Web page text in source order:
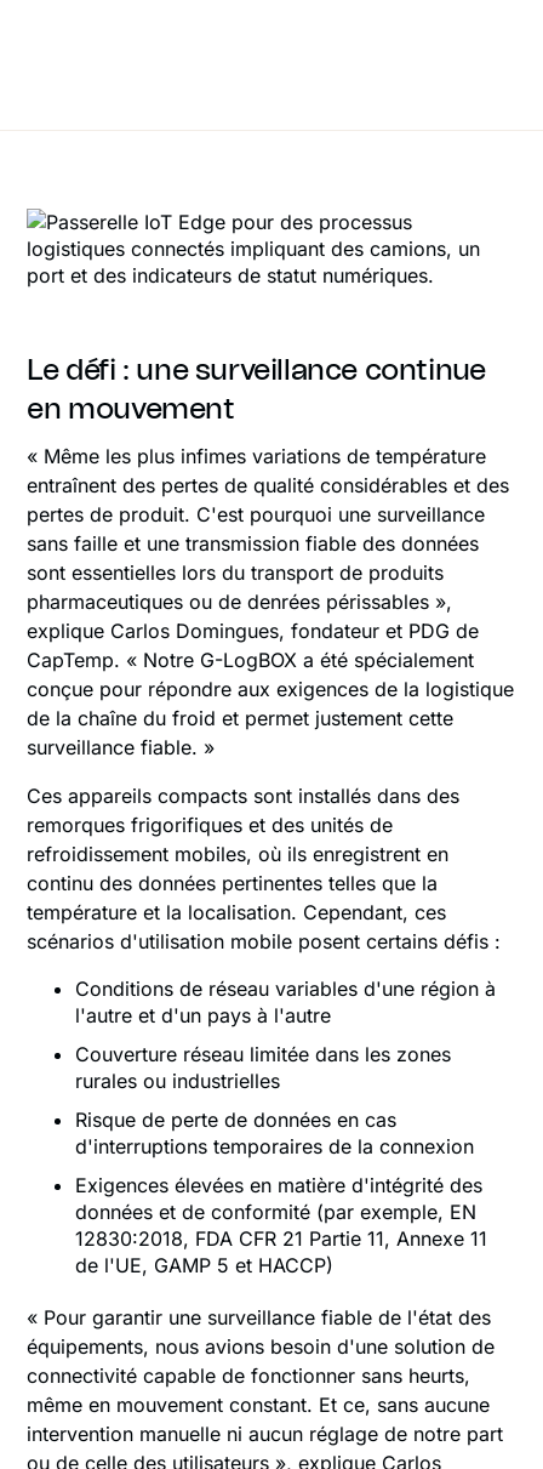
Le défi : une surveillance continue
en mouvement
« Même les plus infimes variations de température
entraînent des pertes de qualité considérables et des
pertes de produit. C'est pourquoi une surveillance
sans faille et une transmission fiable des données
sont essentielles lors du transport de produits
pharmaceutiques ou de denrées périssables »,
explique Carlos Domingues, fondateur et PDG de
CapTemp. « Notre G-LogBOX a été spécialement
conçue pour répondre aux exigences de la logistique
de la chaîne du froid et permet justement cette
surveillance fiable. »
Ces appareils compacts sont installés dans des
remorques frigorifiques et des unités de
refroidissement mobiles, où ils enregistrent en
continu des données pertinentes telles que la
température et la localisation. Cependant, ces
scénarios d'utilisation mobile posent certains défis :
Conditions de réseau variables d'une région à
l'autre et d'un pays à l'autre
Couverture réseau limitée dans les zones
rurales ou industrielles
Risque de perte de données en cas
d'interruptions temporaires de la connexion
Exigences élevées en matière d'intégrité des
données et de conformité (par exemple, EN
12830:2018, FDA CFR 21 Partie 11, Annexe 11
de l'UE, GAMP 5 et HACCP)
« Pour garantir une surveillance fiable de l'état des
équipements, nous avions besoin d'une solution de
connectivité capable de fonctionner sans heurts,
même en mouvement constant. Et ce, sans aucune
intervention manuelle ni aucun réglage de notre part
ou de celle des utilisateurs », explique Carlos